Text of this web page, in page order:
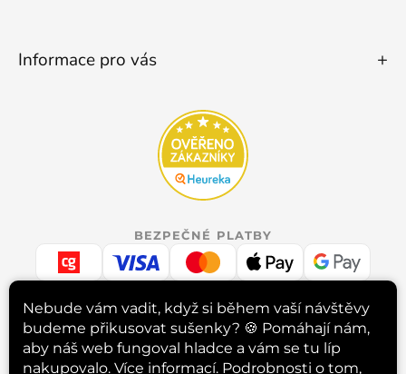
Nebude vám vadit, když si během vaší návštěvy
budeme přikusovat sušenky? 🍪 Pomáhají nám,
aby náš web fungoval hladce a vám se tu líp
nakupovalo. Více informací. Podrobnosti o tom,
Informace pro vás
BEZPEČNÉ PLATBY
RYCHLÉ DORUČENÍ